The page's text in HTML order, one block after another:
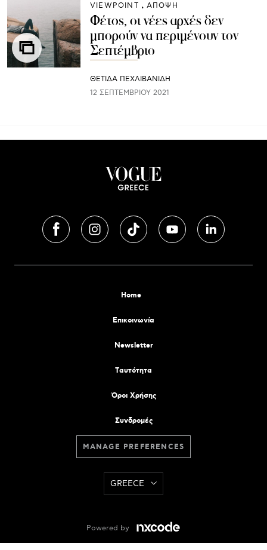
VIEWPOINT ΑΠΟΨΗ
Φέτος, οι νέες αρχές δεν
μπορούν να περιμένουν τον
Σεπτέμβριο
ΘΈΤΙΔΑ ΠΕΧΛΙΒΑΝΊΔΗ
12 ΣΕΠΤΕΜΒΡΊΟΥ 2021
Home
Επικοινωνία
Newsletter
Tαυτότητα
Όροι Χρήσης
Συνδρομές
MANAGE PREFERENCES
GREECE
Powered by